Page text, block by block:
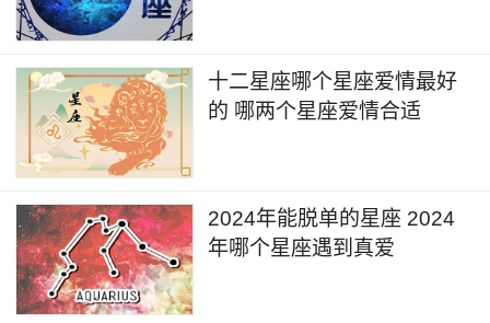
十二星座哪个星座爱情最好
的 哪两个星座爱情合适
2024年能脱单的星座 2024
年哪个星座遇到真爱